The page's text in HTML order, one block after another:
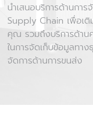
นำเสนอบริการด้านกา
Supply Chain เพื่อเติ
คุณ รวมถึงบริการด้าน
ในการจัดเก็บข้อมูลทา
จัดการด้านการขนส่ง